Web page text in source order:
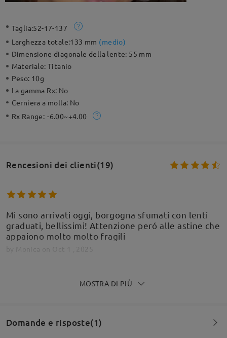
Taglia:52-17-137
Larghezza totale:133 mm (medio)
Dimensione diagonale della lente: 55 mm
Materiale:Titanio
Peso: 10g
La gamma Rx: No
Cerniera a molla: No
Rx Range: -6.00~+4.00
Rencesioni dei clienti(19)
Mi sono arrivati oggi, borgogna sfumati con lenti
graduati, bellissimi! Attenzione peró alle astine che
appaiono molto molto fragili
Oct 2 , 2025
Grazie per il tuo feedback. Siamo lieti di sapere che
trovi bellissimi i tuoi nuovi occhiali sfumati
MOSTRA DI PIÙ
Domande e risposte(1)